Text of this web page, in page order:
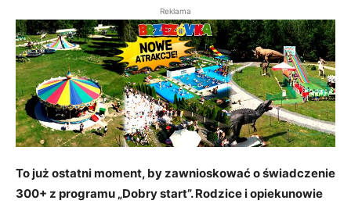
Reklama
To już ostatni moment, by zawnioskować o świadczenie
300+ z programu „Dobry start”. Rodzice i opiekunowie